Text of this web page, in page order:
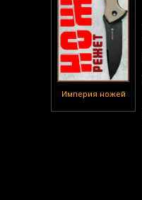
Империя ножей